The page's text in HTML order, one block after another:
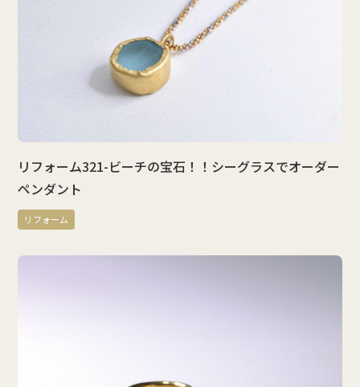
リフォーム321-ビーチの宝石！！シーグラスでオーダー
ペンダント
リフォーム